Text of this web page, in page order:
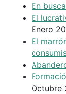
En
El
Enero
El
Octubre